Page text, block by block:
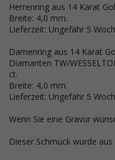
Herrenring aus 14 Karat
Breite: 4,0 mm.
Lieferzeit: Ungefähr 5
Damenring aus 14 Karat
Diamanten TW/
ct.
Breite: 4,0 mm.
Lieferzeit: Ungefähr 5
Wenn Sie eine Gravur
Dieser Schmuck wurde